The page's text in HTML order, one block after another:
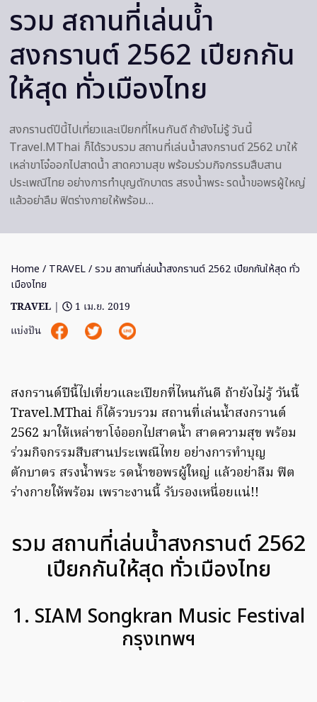
รวม สถานที่เล่นน้ำ
สงกรานต์ 2562 เปียกกัน
ให้สุด ทั่วเมืองไทย
สงกรานต์ปีนี้ไปเที่ยวและเปียกที่ไหนกันดี ถ้ายังไม่รู้ วันนี้
Travel.MThai ก็ได้รวบรวม สถานที่เล่นน้ำสงกรานต์ 2562 มาให้
เหล่าขาโจ๋ออกไปสาดน้ำ สาดความสุข พร้อมร่วมกิจกรรมสืบสาน
ประเพณีไทย อย่างการทำบุญตักบาตร สรงน้ำพระ รดน้ำขอพรผู้ใหญ่
แล้วอย่าลืม ฟิตร่างกายให้พร้อม…
Home / TRAVEL/ รวม สถานที่เล่นน้ำสงกรานต์ 2562 เปียกกันให้สุด ทั่ว
เมืองไทย
TRAVEL |
1 เม.ย. 2019
แบ่งปัน
สงกรานต์ปีนี้ไปเที่ยวและเปียกที่ไหนกันดี ถ้ายังไม่รู้ วันนี้
Travel.MThai ก็ได้รวบรวม สถานที่เล่นน้ำสงกรานต์
2562 มาให้เหล่าขาโจ๋ออกไปสาดน้ำ สาดความสุข พร้อม
ร่วมกิจกรรมสืบสานประเพณีไทย อย่างการทำบุญ
ตักบาตร สรงน้ำพระ รดน้ำขอพรผู้ใหญ่ แล้วอย่าลืม ฟิต
ร่างกายให้พร้อม เพราะงานนี้ รับรองเหนื่อยแน่!!
รวม สถานที่เล่นน้ำสงกรานต์ 2562
เปียกกันให้สุด ทั่วเมืองไทย
1. SIAM Songkran Music Festival
กรุงเทพฯ